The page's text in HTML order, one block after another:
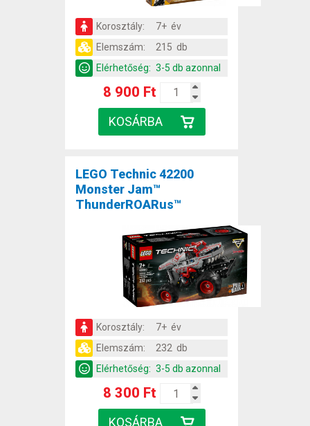
Korosztály:
7+ év
Elemszám:
215 db
Elérhetőség: 3-5 db azonnal
8 900 Ft
LEGO Technic 42200
Monster Jam™
ThunderROARus™
Korosztály:
7+ év
Elemszám:
232 db
Elérhetőség: 3-5 db azonnal
8 300 Ft